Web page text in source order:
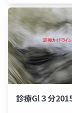
診療Gl３分